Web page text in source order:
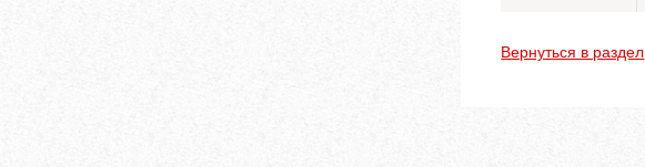
Вернуться в раздел